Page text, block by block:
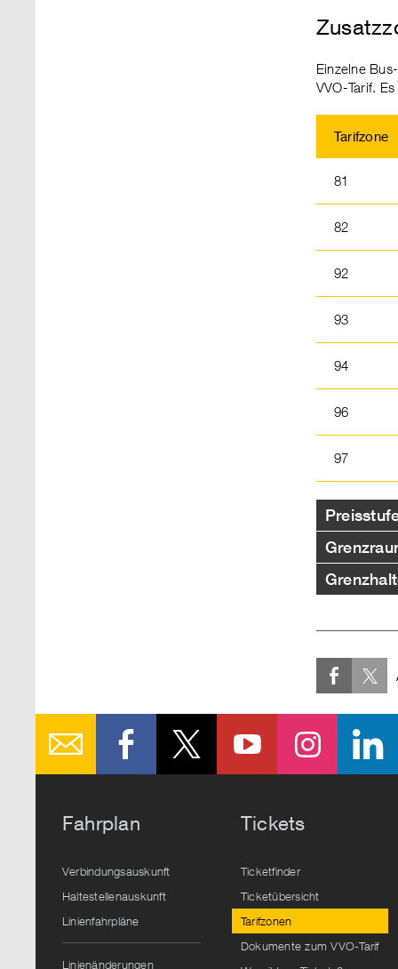
Einzelne
VVO-Tarif.
Tarifzone
81
82
92
93
94
96
97
Fahrplan
Verbindungsauskunft
Haltestellenauskunft
Linienfahrpläne
Linienänderungen
Tickets
Ticketfinder
Ticketübersicht
Tarifzonen
Dokumente zum VVO-Tarif